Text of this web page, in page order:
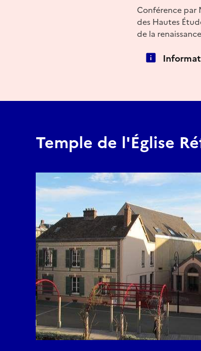
Conférence par
des Hautes
de la
Temple de l'Église